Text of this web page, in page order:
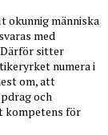
okunnig människa
med
sitter
numera i
om, att
och
kompetens för